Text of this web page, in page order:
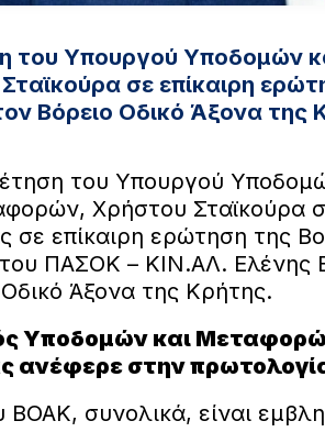
του Υπουργού Υποδομών
σε επίκαιρη
Βόρειο Οδικό Άξονα της
του Υπουργού
Χρήστου Σταϊκούρα
σε επίκαιρη ερώτηση της
ΠΑΣΟΚ – ΚΙΝ.ΑΛ. Ελένης
Άξονα της Κρήτης.
Υποδομών και
ανέφερε στην
ΒΟΑΚ, συνολικά, είναι